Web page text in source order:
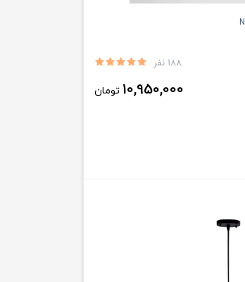
188 نفر
10,950,000 تومان